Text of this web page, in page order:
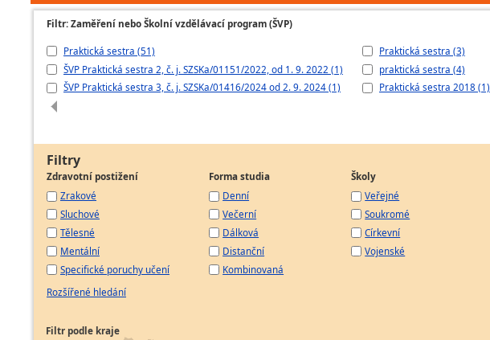
Filtr: Zaměření nebo Školní vzdělávací program (ŠVP)
Praktická sestra (51)
ŠVP Praktická sestra 2, č. j. SZSKa/01151/2022, od 1. 9. 2022 (1)
ŠVP Praktická sestra 3, č. j. SZSKa/01416/2024 od 2. 9. 2024 (1)
Praktická sestra (3)
praktická sestra (4)
Praktická sestra 2018 (1)
Filtry
Zdravotní postižení
Zrakové
Sluchové
Tělesné
Mentální
Specifické poruchy učení
Forma studia
Denní
Večerní
Dálková
Distanční
Kombinovaná
Školy
Veřejné
Soukromé
Církevní
Vojenské
Rozšířené hledání
Filtr podle kraje